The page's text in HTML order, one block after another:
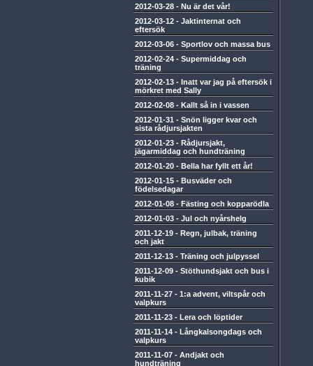
2012-03-28 - Nu är det vår!
2012-03-12 - Jaktinternat och
eftersök
2012-03-06 - Sportlov och massa bus
2012-02-24 - Supermiddag och
träning
2012-02-13 - Inatt var jag på eftersök i
mörkret med Sally
2012-02-08 - Kallt så in i vassen
2012-01-31 - Snön ligger kvar och
sista rådjursjakten
2012-01-23 - Rådjursjakt,
jägarmiddag och hundträning
2012-01-20 - Bella har fyllt ett år!
2012-01-15 - Busväder och
födelsedagar
2012-01-08 - Fästing och kopparödla
2012-01-03 - Jul och nyårshelg
2011-12-19 - Regn, julbak, träning
och jakt
2011-12-13 - Träning och julpyssel
2011-12-09 - Stöthundsjakt och bus i
kubik
2011-11-27 - 1:a advent, viltspår och
valpkurs
2011-11-23 - Lera och löptider
2011-11-14 - Långkalsongdags och
valpkurs
2011-11-07 - Andjakt och
hundträning